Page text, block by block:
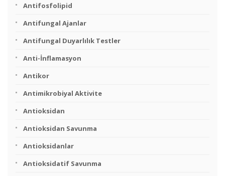
Antifosfolipid
Antifungal Ajanlar
Antifungal Duyarlılık Testler
Anti-İnflamasyon
Antikor
Antimikrobiyal Aktivite
Antioksidan
Antioksidan Savunma
Antioksidanlar
Antioksidatif Savunma